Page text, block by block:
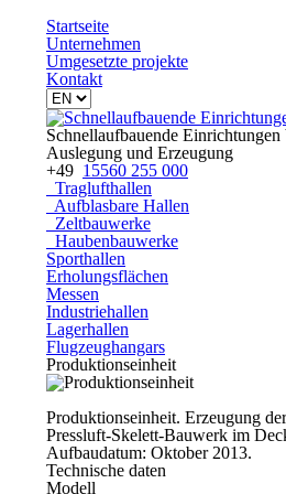
Startseite
Unternehmen
Umgesetzte projekte
Kontakt
Schnellaufbauende Einrichtungen
Auslegung und Erzeugung
+49 15560 255 000
Traglufthallen
Aufblasbare Hallen
Zeltbauwerke
Haubenbauwerke
Sporthallen
Erholungsflächen
Messen
Industriehallen
Lagerhallen
Flugzeughangars
Produktionseinheit
Produktionseinheit. Erzeugung
Pressluft-Skelett-Bauwerk im
Aufbaudatum: Oktober 2013.
Technische daten
Modell